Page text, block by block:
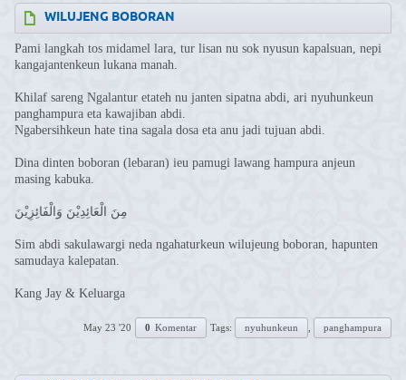
WILUJENG BOBORAN
Pami langkah tos midamel lara, tur lisan nu sok nyusun kapalsuan, nepi
kangajantenkeun lukana manah.
Khilaf sareng Ngalantur etateh nu janten sipatna abdi, ari nyuhunkeun
panghampura eta kawajiban abdi.
Ngabersihkeun hate tina sagala dosa eta anu jadi tujuan abdi.
Dina dinten boboran (lebaran) ieu pamugi lawang hampura anjeun
masing kabuka.
مِنَ الْعَائِدِيْنَ وَالْفَائِزِيْنَ
Sim abdi sakulawargi neda ngahaturkeun wilujeung boboran, hapunten
samudaya kalepatan.
Kang Jay & Keluarga
May 23 '20 0 Komentar Tags: nyuhunkeun panghampura